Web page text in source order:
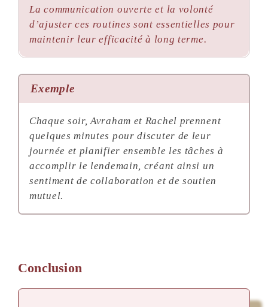
La communication ouverte et la volonté
d’ajuster ces routines sont essentielles pour
maintenir leur efficacité à long terme.
Exemple
Chaque soir, Avraham et Rachel prennent
quelques minutes pour discuter de leur
journée et planifier ensemble les tâches à
accomplir le lendemain, créant ainsi un
sentiment de collaboration et de soutien
mutuel.
Conclusion